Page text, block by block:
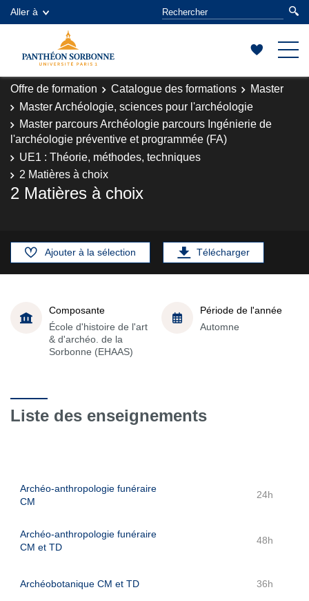
Aller à
Offre de formation Catalogue des formations
Master
Master Archéologie, sciences pour l'archéologie
Master parcours Archéologie parcours Ingénierie de
l'archéologie préventive et programmée (FA)
UE1 : Théorie, méthodes, techniques
2 Matières à choix
2 Matières à choix
Ajouter à la sélection Télécharger
Composante
École d'histoire de l'art
& d'archéo. de la
Sorbonne (EHAAS)
Période de l'année
Automne
Liste des enseignements
Archéo-anthropologie funéraire
CM
24h
Archéo-anthropologie funéraire
CM et TD
48h
Archéobotanique CM et TD 36h